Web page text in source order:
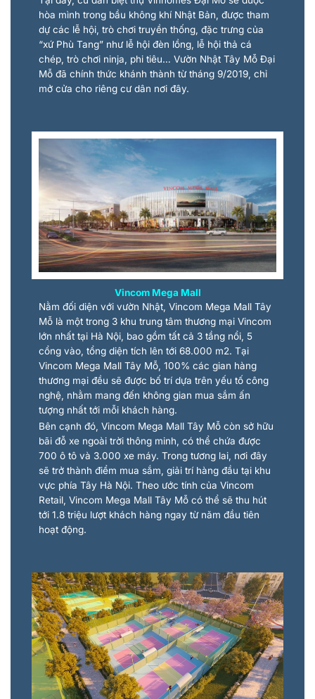
hòa mình trong bầu không khí Nhật Bản, được tham
dự các lễ hội, trò chơi truyền thống, đặc trưng của
“xứ Phù Tang” như lễ hội đèn lồng, lễ hội thả cá
chép, trò chơi ninja, phi tiêu… Vườn Nhật Tây Mỗ Đại
Mỗ đã chính thức khánh thành từ tháng 9/2019, chỉ
mở cửa cho riêng cư dân nơi đây.
Vincom Mega Mall
Nằm đối diện với vườn Nhật, Vincom Mega Mall Tây
Mỗ là một trong 3 khu trung tâm thương mại Vincom
lớn nhất tại Hà Nội, bao gồm tất cả 3 tầng nổi, 5
cổng vào, tổng diện tích lên tới 68.000 m2. Tại
Vincom Mega Mall Tây Mỗ, 100% các gian hàng
thương mại đều sẽ được bố trí dựa trên yếu tố công
nghệ, nhằm mang đến không gian mua sắm ấn
tượng nhất tới mỗi khách hàng.
Bên cạnh đó, Vincom Mega Mall Tây Mỗ còn sở hữu
bãi đỗ xe ngoài trời thông minh, có thể chứa được
700 ô tô và 3.000 xe máy. Trong tương lai, nơi đây
sẽ trở thành điểm mua sắm, giải trí hàng đầu tại khu
vực phía Tây Hà Nội. Theo ước tính của Vincom
Retail, Vincom Mega Mall Tây Mỗ có thể sẽ thu hút
tới 1.8 triệu lượt khách hàng ngay từ năm đầu tiên
hoạt động.